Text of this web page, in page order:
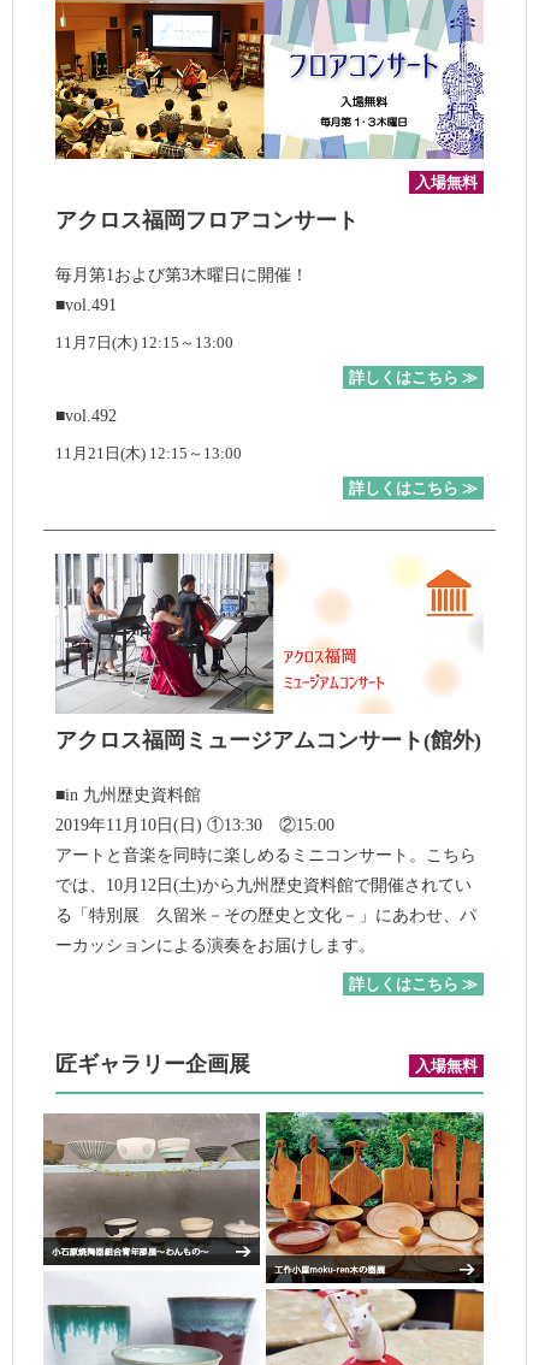
入場無料
アクロス福岡フロアコンサート
毎月第1および第3木曜日に開催！
■vol.491
11月7日(木) 12:15～13:00
詳しくはこちら ≫
■vol.492
11月21日(木) 12:15～13:00
詳しくはこちら ≫
アクロス福岡ミュージアムコンサート(館外)
■in 九州歴史資料館
2019年11月10日(日) ①13:30 ②15:00
アートと音楽を同時に楽しめるミニコンサート。こちら
では、10月12日(土)から九州歴史資料館で開催されてい
る「特別展 久留米－その歴史と文化－」にあわせ、パ
ーカッションによる演奏をお届けします。
詳しくはこちら ≫
匠ギャラリー企画展 入場無料